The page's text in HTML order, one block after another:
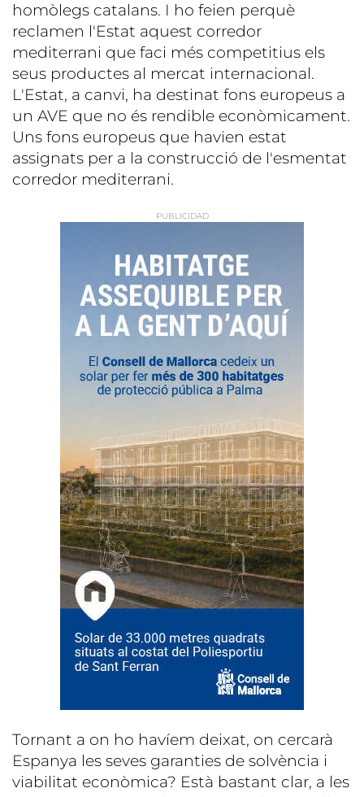
homòlegs catalans. I ho feien perquè
reclamen l'Estat aquest corredor
mediterrani que faci més competitius els
seus productes al mercat internacional.
L'Estat, a canvi, ha destinat fons europeus a
un AVE que no és rendible econòmicament.
Uns fons europeus que havien estat
assignats per a la construcció de l'esmentat
corredor mediterrani.
Tornant a on ho havíem deixat, on cercarà
Espanya les seves garanties de solvència i
viabilitat econòmica? Està bastant clar, a les